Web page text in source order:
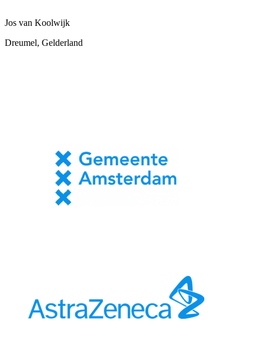
Jos van Koolwijk
Dreumel, Gelderland